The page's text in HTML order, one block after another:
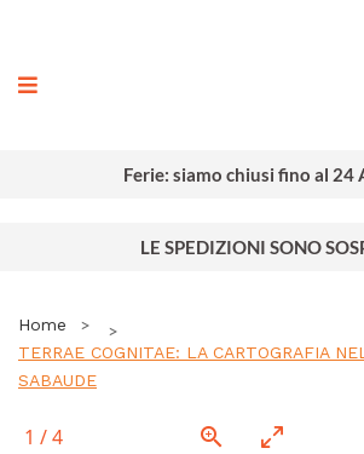
Ferie: siamo chiusi fino al 24
LE SPEDIZIONI SONO
Home
TERRAE COGNITAE: LA CARTOGRAFIA
SABAUDE
1 /4